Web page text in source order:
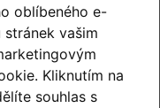
oblíbeného e-
vašim
Kliknutím na
souhlas s